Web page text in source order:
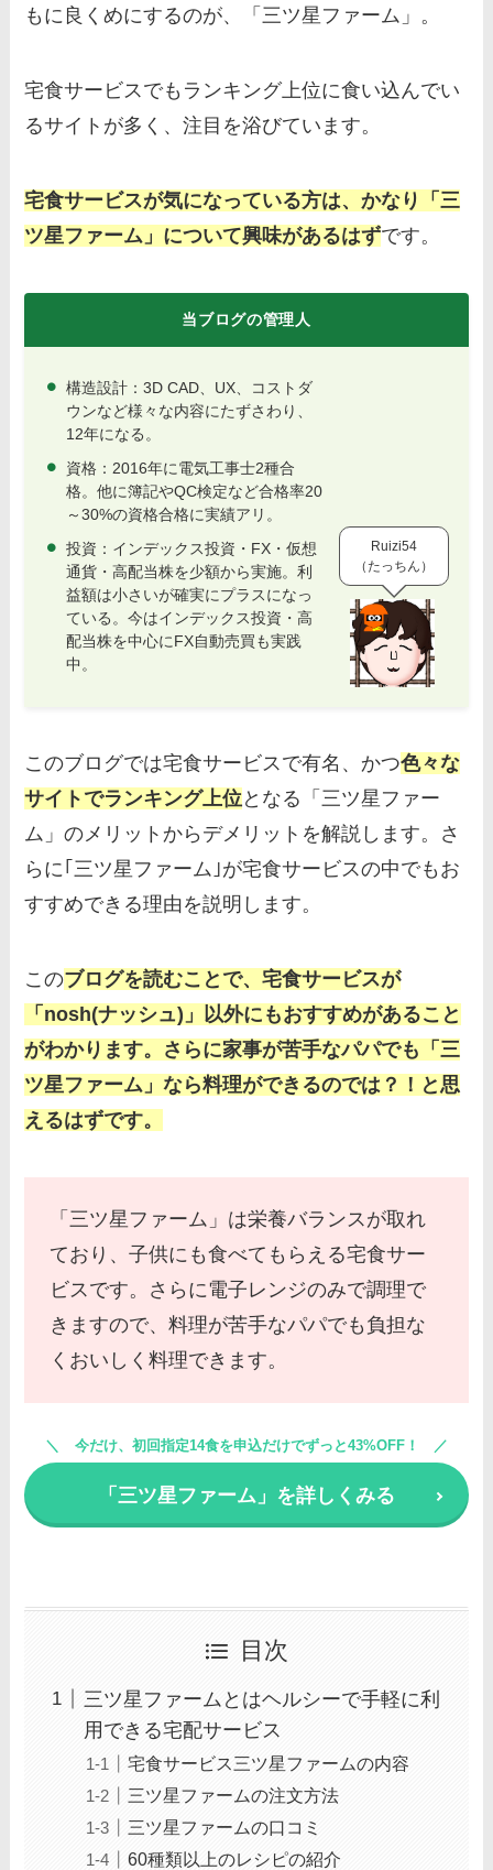
もに良くめにするのが、「三ツ星ファーム」。
宅食サービスでもランキング上位に食い込んでい
るサイトが多く、注目を浴びています。
宅食サービスが気になっている方は、かなり「三
ツ星ファーム」について興味があるはずです。
当ブログの管理人
構造設計：3D CAD、UX、コストダ
ウンなど様々な内容にたずさわり、
12年になる。
資格：2016年に電気工事士2種合
格。他に簿記やQC検定など合格率20
～30%の資格合格に実績アリ。
投資：インデックス投資・FX・仮想
通貨・高配当株を少額から実施。利
益額は小さいが確実にプラスになっ
ている。今はインデックス投資・高
配当株を中心にFX自動売買も実践
中。
Ruizi54
（たっちん）
このブログでは宅食サービスで有名、かつ色々な
サイトでランキング上位となる「三ツ星ファー
ム」のメリットからデメリットを解説します。さ
らに｢三ツ星ファーム｣が宅食サービスの中でもお
すすめできる理由を説明します。
このブログを読むことで、宅食サービスが
「nosh(ナッシュ)」以外にもおすすめがあること
がわかります。さらに家事が苦手なパパでも「三
ツ星ファーム」なら料理ができるのでは？！と思
えるはずです。
「三ツ星ファーム」は栄養バランスが取れ
ており、子供にも食べてもらえる宅食サー
ビスです。さらに電子レンジのみで調理で
きますので、料理が苦手なパパでも負担な
くおいしく料理できます。
今だけ、初回指定14食を申込だけでずっと43%OFF！
「三ツ星ファーム」を詳しくみる
目次
三ツ星ファームとはヘルシーで手軽に利
用できる宅配サービス
宅食サービス三ツ星ファームの内容
三ツ星ファームの注文方法
三ツ星ファームの口コミ
60種類以上のレシピの紹介